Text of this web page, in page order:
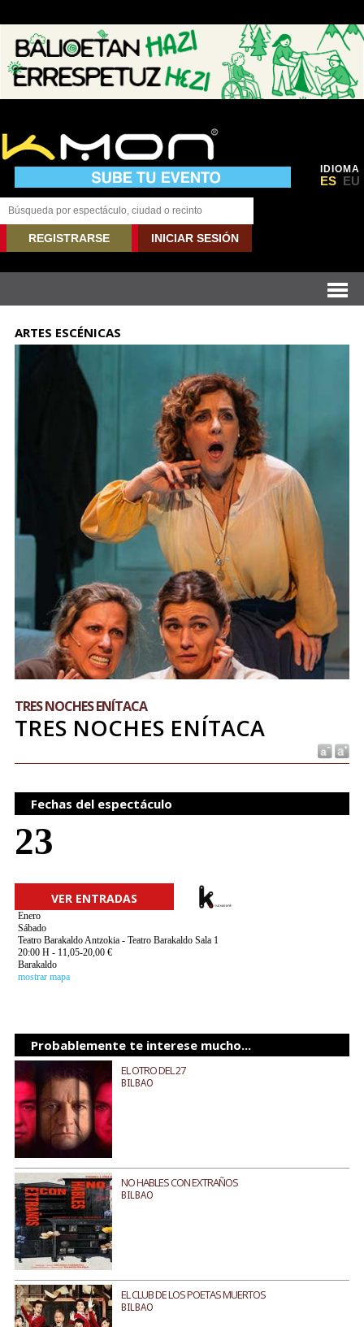
IDIOMA
ES EU
REGISTRARSE INICIAR SESIÓN
ARTES ESCÉNICAS
TRES NOCHES ENÍTACA
TRES NOCHES ENÍTACA
Fechas del espectáculo
23
VER ENTRADAS
Enero
Sábado
Teatro Barakaldo Antzokia - Teatro Barakaldo Sala 1
20:00 H - 11,05-20,00 €
Barakaldo
mostrar mapa
Probablemente te interese mucho...
EL OTRO DEL 27
BILBAO
NO HABLES CON EXTRAÑOS
BILBAO
EL CLUB DE LOS POETAS MUERTOS
BILBAO